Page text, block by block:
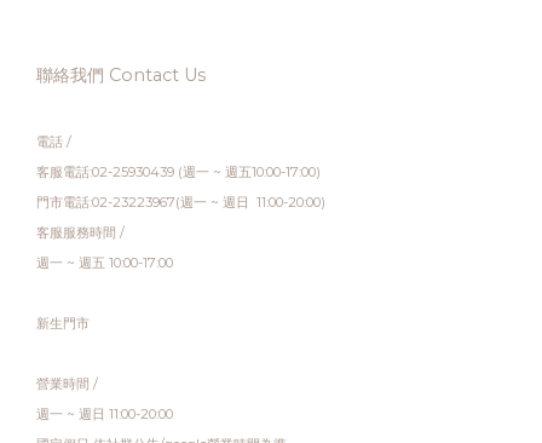
聯絡我們 Contact Us
電話 /
客服電話:02-25930439 (週一 ~ 週五10:00-17:00)
門市電話:02-23223967(週一 ~ 週日 11:00-20:00)
客服服務時間 /
週一 ~ 週五 10:00-17:00
新生門市
營業時間 /
週一 ~ 週日 11:00-20:00